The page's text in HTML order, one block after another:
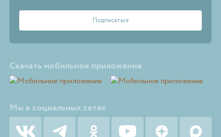
Скачать мобильное приложение
Мы в социальных сетях